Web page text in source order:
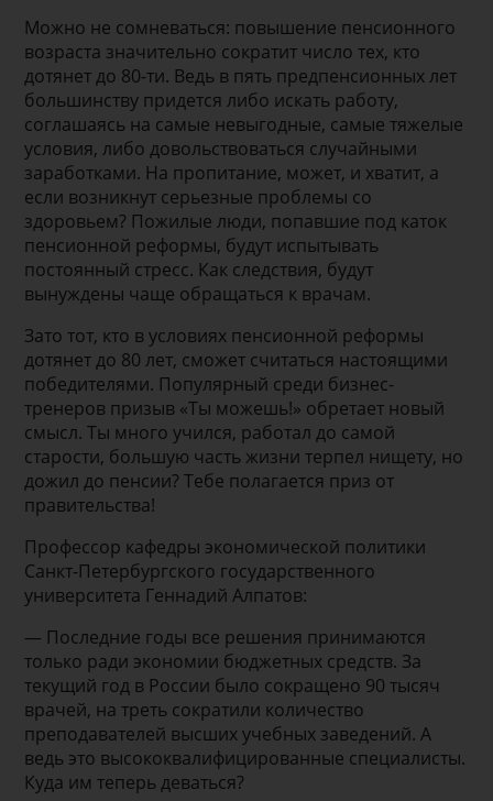
Можно не сомневаться: повышение пенсионного
возраста значительно сократит число тех, кто
дотянет до 80-ти. Ведь в пять предпенсионных лет
большинству придется либо искать работу,
соглашаясь на самые невыгодные, самые тяжелые
условия, либо довольствоваться случайными
заработками. На пропитание, может, и хватит, а
если возникнут серьезные проблемы со
здоровьем? Пожилые люди, попавшие под каток
пенсионной реформы, будут испытывать
постоянный стресс. Как следствия, будут
вынуждены чаще обращаться к врачам.
Зато тот, кто в условиях пенсионной реформы
дотянет до 80 лет, сможет считаться настоящими
победителями. Популярный среди бизнес-
тренеров призыв «Ты можешь!» обретает новый
смысл. Ты много учился, работал до самой
старости, большую часть жизни терпел нищету, но
дожил до пенсии? Тебе полагается приз от
правительства!
Профессор кафедры экономической политики
Санкт-Петербургского государственного
университета Геннадий Алпатов:
— Последние годы все решения принимаются
только ради экономии бюджетных средств. За
текущий год в России было сокращено 90 тысяч
врачей, на треть сократили количество
преподавателей высших учебных заведений. А
ведь это высококвалифицированные специалисты.
Куда им теперь деваться?